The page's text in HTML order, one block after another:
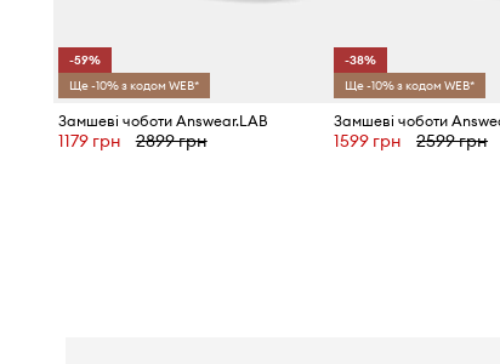
-59%
Ще -10% з кодом WEB*
Замшеві чоботи Answear.LAB
1179 грн 2899 грн
-38%
Ще -10% з кодом WEB*
Замшеві чоботи
1599 грн 2599 грн